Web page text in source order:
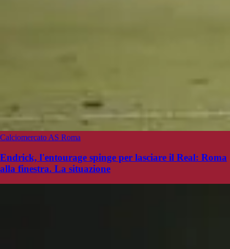
Calciomercato AS Roma
Endrick, l'entourage spinge per lasciare il Real: Roma
alla finestra. La situazione